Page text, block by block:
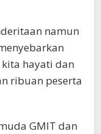
namun
hayati dan
ribuan peserta
GMIT dan